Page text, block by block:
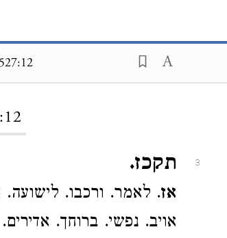
3 תקכז.
אז. לאמר. ורכבו. לישועה.
אויב. נפשי. ברוחך.